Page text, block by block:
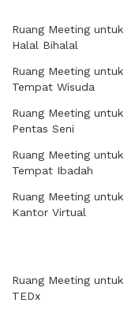
Ruang Meeting untuk
Halal Bihalal
Ruang Meeting untuk
Tempat Wisuda
Ruang Meeting untuk
Pentas Seni
Ruang Meeting untuk
Tempat Ibadah
Ruang Meeting untuk
Kantor Virtual
Ruang Meeting untuk
TEDx